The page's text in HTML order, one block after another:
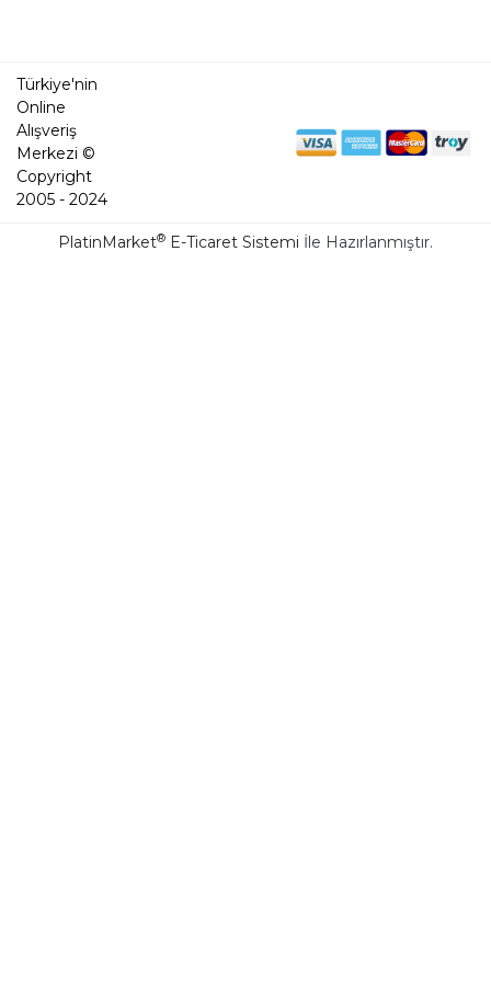
Türkiye'nin
Online
Alışveriş
Merkezi ©
Copyright
2005 - 2024
PlatinMarket® E-Ticaret Sistemi İle Hazırlanmıştır.